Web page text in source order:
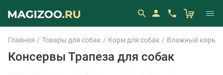
Главная Товары для собак Корм для собак Влажный корм
Консервы Трапеза для собак